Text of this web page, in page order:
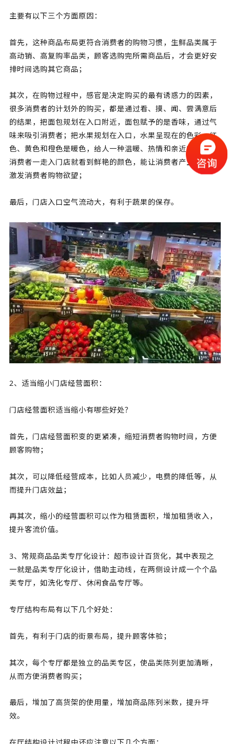
主要有以下三个方面原因：
首先，这种商品布局更符合消费者的购物习惯，生鲜品类属于
高动销、高复购率品类，顾客选购完所需商品后，才会更好安
排时间选购其它商品；
其次，在购物过程中，感官是决定购买的最有诱惑力的因素，
很多消费者的计划外的购买，都是通过看、摸、闻、尝满意后
的结果，把面包规划在入口附近，面包赋予的是香味，通过气
味来吸引消费者；把水果规划在入口，水果呈现在的色彩，红
色、黄色和橙色是暖色，给人一种温暖、热情和亲近的感觉，
消费者一走入门店就看到鲜艳的颜色，能让消费者产生兴奋，
激发消费者购物欲望；
最后，门店入口空气流动大，有利于蔬果的保存。
2、适当缩小门店经营面积：
门店经营面积适当缩小有哪些好处？
首先，门店经营面积变的更紧凑，缩短消费者购物时间，方便
顾客购物；
其次，可以降低经营成本，比如人员减少，电费的降低等，从
而提升门店效益；
再其次，缩小的经营面积可以作为租赁面积，增加租赁收入，
提升客流价值。
3、常规商品品类专厅化设计：超市设计百货化，其中表现之
一就是品类专厅化设计，借助主动线，在两侧设计成一个个品
类专厅，如洗化专厅、休闲食品专厅等。
专厅结构布局有以下几个好处：
首先，有利于门店的街景布局，提升顾客体验；
其次，每个专厅都是独立的品类专区，使品类陈列更加清晰，
从而方便消费者购买；
最后，增加了高货架的使用量，增加商品陈列米数，提升坪
效。